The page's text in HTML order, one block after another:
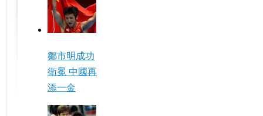
鄒市明成功
衛冕 中國再
添一金